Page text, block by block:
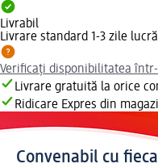
Livrabil
Livrare standard 1-3 zile
Verificați disponibilitatea
Livrare gratuită la orice
Ridicare Expres din
Convenabil cu